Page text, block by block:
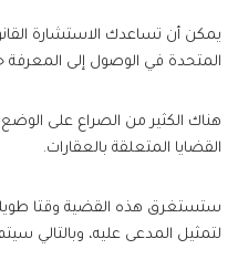
يمكن أن تساعدك الاستشارة
المتحدة في الوصول إلى المعرفة
هناك الكثير من الصراع على
القضايا المتعلقة بالعقارات.
ستستغرق هذه القضية وقتا
لتمثيل المدعى عليه، وبالتالي